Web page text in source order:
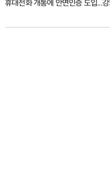
휴대전화 개통에 안면인증 도입...